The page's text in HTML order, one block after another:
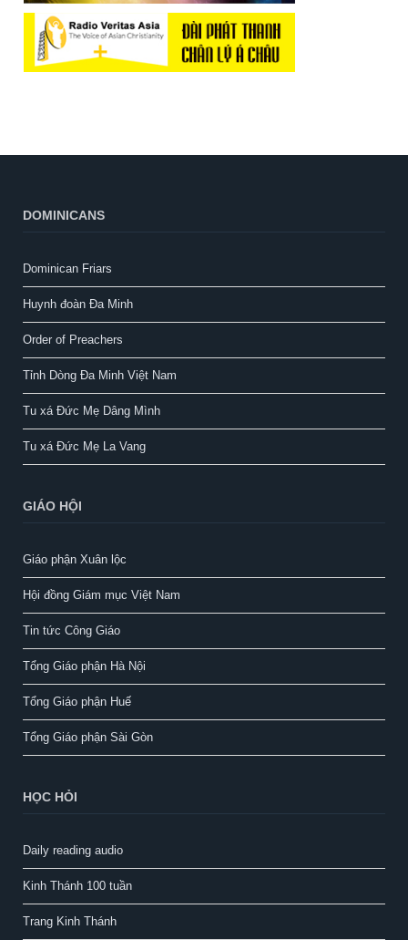
DOMINICANS
Dominican Friars
Huynh đoàn Đa Minh
Order of Preachers
Tỉnh Dòng Đa Minh Việt Nam
Tu xá Đức Mẹ Dâng Mình
Tu xá Đức Mẹ La Vang
GIÁO HỘI
Giáo phận Xuân lộc
Hội đồng Giám mục Việt Nam
Tin tức Công Giáo
Tổng Giáo phận Hà Nội
Tổng Giáo phận Huế
Tổng Giáo phận Sài Gòn
HỌC HỎI
Daily reading audio
Kinh Thánh 100 tuần
Trang Kinh Thánh